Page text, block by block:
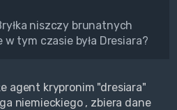
niszczy brunatnych
tym czasie była Dresiara?
agent krypronim "dresiara"
niemieckiego , zbiera dane